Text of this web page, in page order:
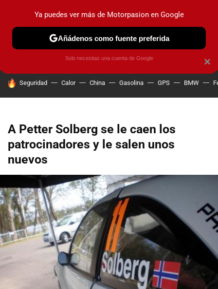
PRUEBAS COCHES ELÉCTRICOS OBSERVATORIO
HOY SE HABLA DE
Seguridad Calor China Gasolina GPS BMW
A Petter Solberg se le caen los
patrocinadores y le salen unos
nuevos
×
Ya puedes ver más de Motorpasion en Google
Añádenos como fuente preferida
Solo necesitas una cuenta de Google